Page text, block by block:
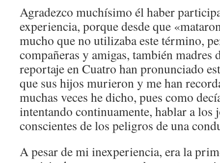
Agradezco muchísimo él haber
experiencia, porque desde que
mucho que no utilizaba este término,
compañeras y amigas, también madres
reportaje en Cuatro han pronunciado
que sus hijos murieron y me han
muchas veces he dicho, pues como
intentando continuamente, hablar a los
conscientes de los peligros de una
A pesar de mi inexperiencia, era la